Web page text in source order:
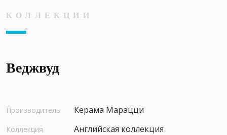
КОЛЛЕКЦИИ
Веджвуд
Производитель Керама Марацци
Коллекция Английская коллекция